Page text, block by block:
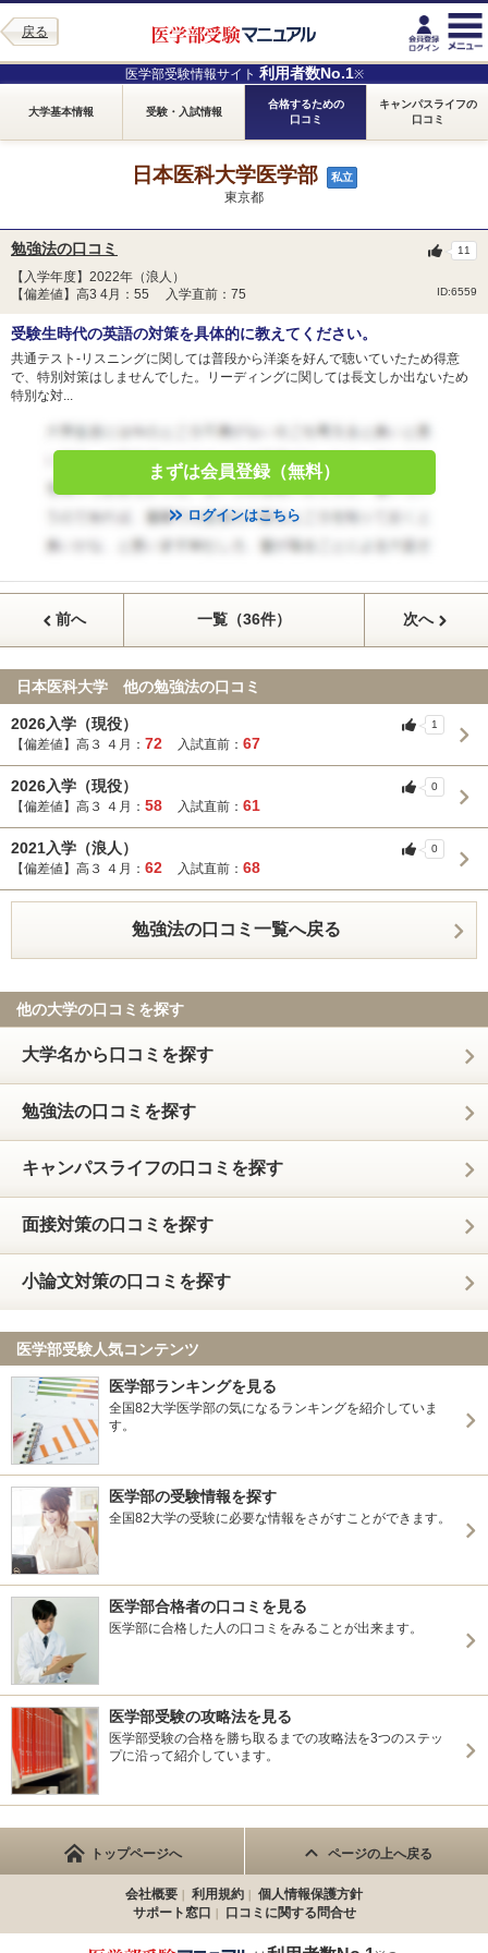
戻る
医学部受験情報サイト 利用者数No.1※
大学基本情報 受験・入試情報
合格するための
口コミ
キャンパスライフの
口コミ
日本医科大学医学部 私立
東京都
勉強法の口コミ
【入学年度】2022年（浪人）
【偏差値】高3 4月：55 入学直前：75
ID:6559
11
受験生時代の英語の対策を具体的に教えてください。
共通テスト-リスニングに関しては普段から洋楽を好んで聴いていたため得意
で、特別対策はしませんでした。リーディングに関しては長文しか出ないため
特別な対...
まずは会員登録（無料）
ログインはこちら
前へ 一覧（36件） 次へ
日本医科大学 他の勉強法の口コミ
2026入学（現役）
【偏差値】高３ ４月： 72 入試直前： 67
1
2026入学（現役）
【偏差値】高３ ４月： 58 入試直前： 61
0
2021入学（浪人）
【偏差値】高３ ４月： 62 入試直前： 68
0
勉強法の口コミ一覧へ戻る
他の大学の口コミを探す
大学名から口コミを探す
勉強法の口コミを探す
キャンパスライフの口コミを探す
面接対策の口コミを探す
小論文対策の口コミを探す
医学部受験人気コンテンツ
医学部ランキングを見る
全国82大学医学部の気になるランキングを紹介していま
す。
医学部の受験情報を探す
全国82大学の受験に必要な情報をさがすことができます。
医学部合格者の口コミを見る
医学部に合格した人の口コミをみることが出来ます。
医学部受験の攻略法を見る
医学部受験の合格を勝ち取るまでの攻略法を3つのステッ
プに沿って紹介しています。
トップページへ ページの上へ戻る
会社概要 利用規約
個人情報保護方針
サポート窓口
口コミに関する問合せ